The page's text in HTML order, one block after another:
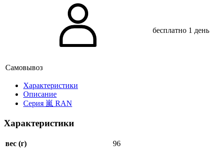
Самовывоз
бесплатно 1 день
Xарактеристики
Описание
Серия 嵐 RAN
Характеристики
вес (г)
96